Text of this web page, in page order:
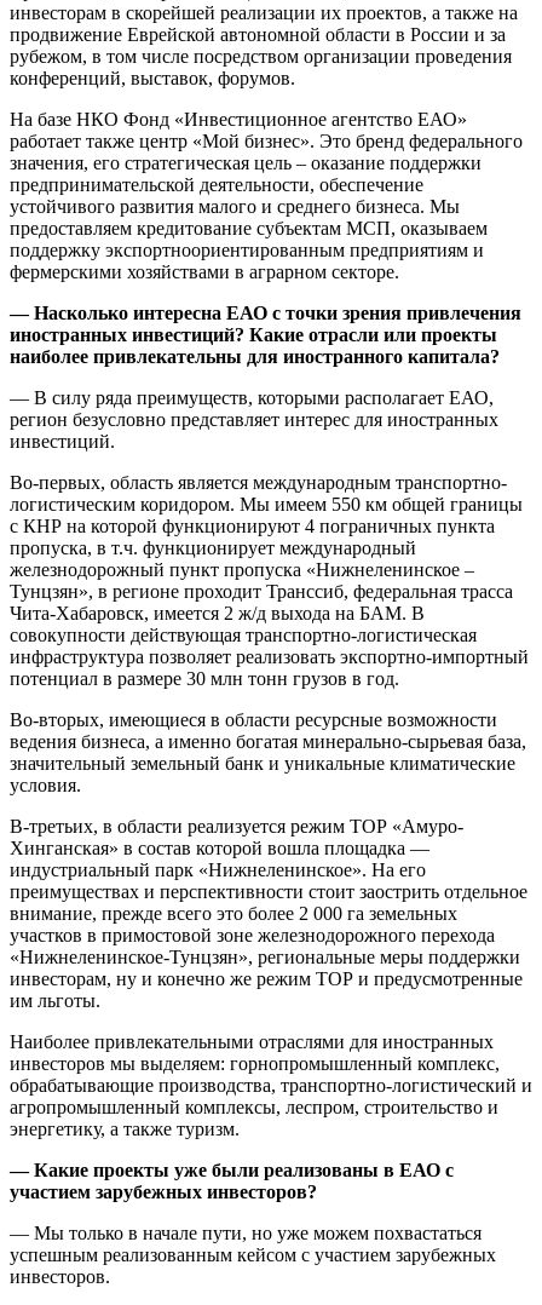
инвесторам в скорейшей реализации их проектов, а также на
продвижение Еврейской автономной области в России и за
рубежом, в том числе посредством организации проведения
конференций, выставок, форумов.
На базе НКО Фонд «Инвестиционное агентство ЕАО»
работает также центр «Мой бизнес». Это бренд федерального
значения, его стратегическая цель – оказание поддержки
предпринимательской деятельности, обеспечение
устойчивого развития малого и среднего бизнеса. Мы
предоставляем кредитование субъектам МСП, оказываем
поддержку экспортноориентированным предприятиям и
фермерскими хозяйствами в аграрном секторе.
— Насколько интересна ЕАО с точки зрения привлечения
иностранных инвестиций? Какие отрасли или проекты
наиболее привлекательны для иностранного капитала?
— В силу ряда преимуществ, которыми располагает ЕАО,
регион безусловно представляет интерес для иностранных
инвестиций.
Во-первых, область является международным транспортно-
логистическим коридором. Мы имеем 550 км общей границы
с КНР на которой функционируют 4 пограничных пункта
пропуска, в т.ч. функционирует международный
железнодорожный пункт пропуска «Нижнеленинское –
Тунцзян», в регионе проходит Транссиб, федеральная трасса
Чита-Хабаровск, имеется 2 ж/д выхода на БАМ. В
совокупности действующая транспортно-логистическая
инфраструктура позволяет реализовать экспортно-импортный
потенциал в размере 30 млн тонн грузов в год.
Во-вторых, имеющиеся в области ресурсные возможности
ведения бизнеса, а именно богатая минерально-сырьевая база,
значительный земельный банк и уникальные климатические
условия.
В-третьих, в области реализуется режим ТОР «Амуро-
Хинганская» в состав которой вошла площадка —
индустриальный парк «Нижнеленинское». На его
преимуществах и перспективности стоит заострить отдельное
внимание, прежде всего это более 2 000 га земельных
участков в примостовой зоне железнодорожного перехода
«Нижнеленинское-Тунцзян», региональные меры поддержки
инвесторам, ну и конечно же режим ТОР и предусмотренные
им льготы.
Наиболее привлекательными отраслями для иностранных
инвесторов мы выделяем: горнопромышленный комплекс,
обрабатывающие производства, транспортно-логистический и
агропромышленный комплексы, леспром, строительство и
энергетику, а также туризм.
— Какие проекты уже были реализованы в ЕАО с
участием зарубежных инвесторов?
— Мы только в начале пути, но уже можем похвастаться
успешным реализованным кейсом с участием зарубежных
инвесторов.